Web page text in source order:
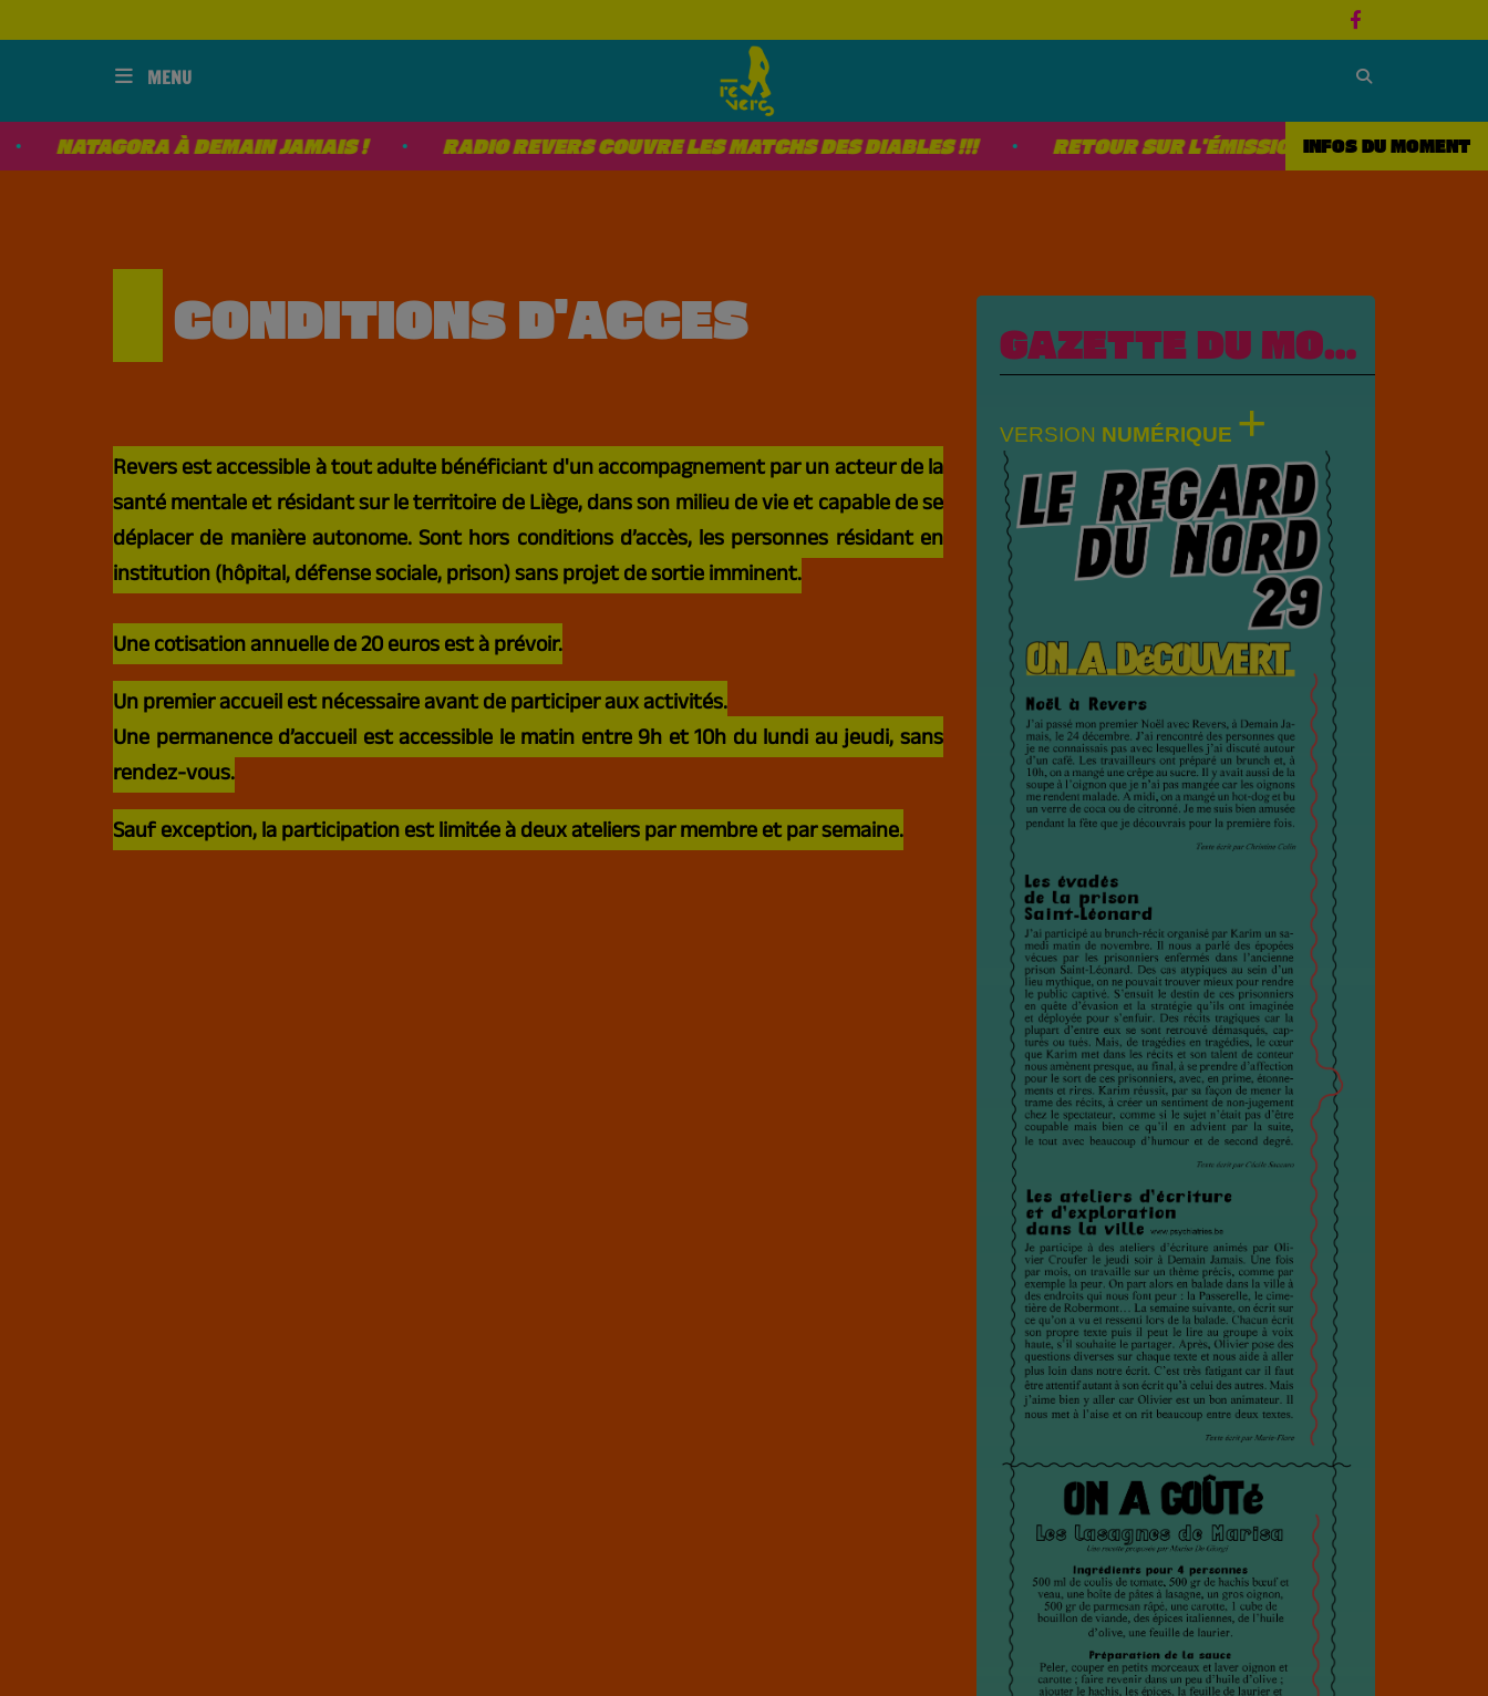
MENU
INFOS DU MOMENT
À DEMAIN JAMAIS ! RADIO REVERS COUVRE LES MATCHS DES DIABLES !!! RETOUR SUR L'ÉMISSION 4ÈME DE COUVERTURE
QUI SOMMES NOUS ?
DEMAIN JAMAIS
RADIO REVERS
CONDITIONS D'ACCES
Revers est accessible à tout adulte bénéficiant d'un accompagnement par un acteur de la
santé mentale et résidant sur le territoire de Liège, dans son milieu de vie et capable de se
déplacer de manière autonome. Sont hors conditions d’accès, les personnes résidant en
institution (hôpital, défense sociale, prison) sans projet de sortie imminent.
Une cotisation annuelle de 20 euros est à prévoir.
Un premier accueil est nécessaire avant de participer aux activités.
Une permanence d’accueil est accessible le matin entre 9h et 10h du lundi au jeudi, sans
rendez-vous.
Sauf exception, la participation est limitée à deux ateliers par membre et par semaine.
GAZETTE DU MOMENT...
VERSION NUMÉRIQUE +